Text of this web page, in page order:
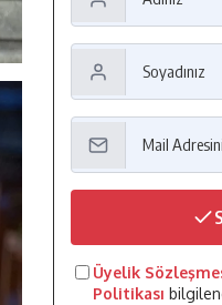
Üyelik
Politikası